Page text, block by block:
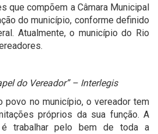
que compõem a Câmara Municipal
do município, conforme definido
Atualmente, o município do Rio
do Vereador” – Interlegis
povo no município, o vereador tem
próprios da sua função. A
trabalhar pelo bem de toda a